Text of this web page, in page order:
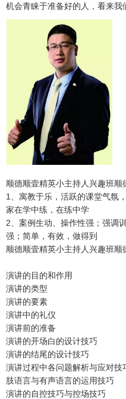
机会青睐于准备好的人，看来我
顺德顺壹精英小主持人兴趣班
1、寓教于乐，活跃的课堂气氛
家在学中练，在练中学
2、案例生动、操作性强；强调
强；简单，有效，做得到
顺德顺壹精英小主持人兴趣班
演讲的目的和作用
演讲的类型
演讲的要素
演讲中的礼仪
演讲前的准备
演讲的开场白的设计技巧
演讲的结尾的设计技巧
演讲过程中各问题解析与应对技
肢语言与有声语言的运用技巧
演讲的自控技巧与控场技巧